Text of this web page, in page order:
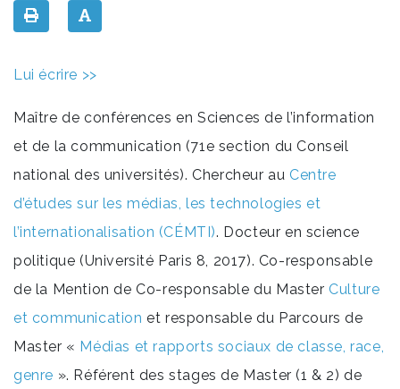
Lui écrire >>
Maître de conférences en Sciences de l’information
et de la communication (71e section du Conseil
national des universités). Chercheur au Centre
d’études sur les médias, les technologies et
l’internationalisation (CÉMTI). Docteur en science
politique (Université Paris 8, 2017). Co-responsable
de la Mention de Co-responsable du Master Culture
et communication et responsable du Parcours de
Master « Médias et rapports sociaux de classe, race,
genre ». Référent des stages de Master (1 & 2) de